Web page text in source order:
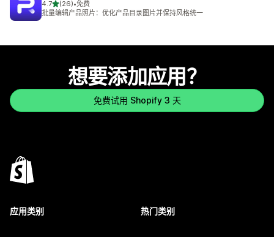
4.7星（满分 5 星）
(26)
总共 26 条评论
•免费
批量编辑产品照片：优化产品目录图片并保持风格统一
想要添加应用？
免费试用 Shopify 3 天
应用类别 热门类别